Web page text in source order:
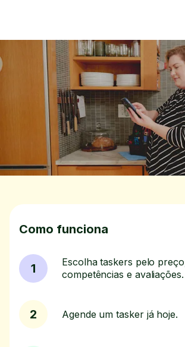
Como funciona
1
Escolha taskers pelo
competências e avaliações.
2 Agende um tasker já hoje.